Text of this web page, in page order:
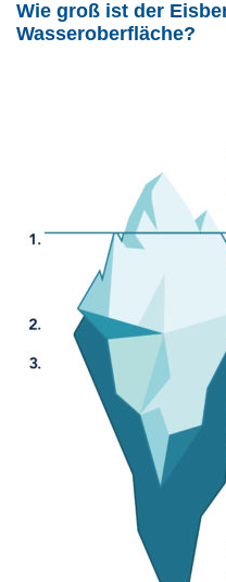
Wie groß ist der
Wasseroberfläche?